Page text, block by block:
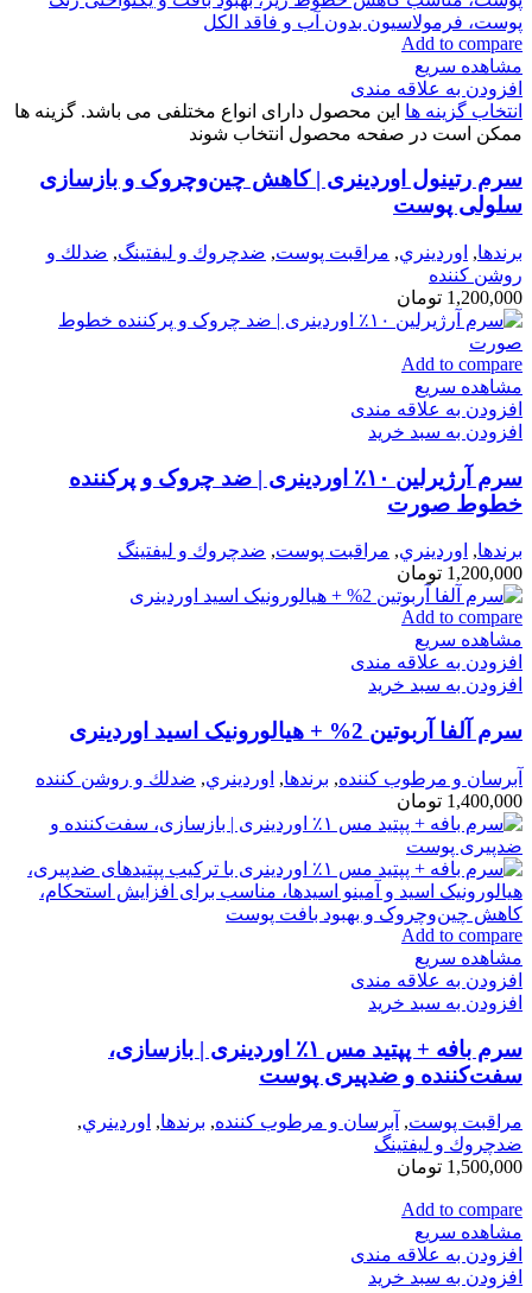
Add to compare
مشاهده سریع
افزودن به علاقه مندی
انتخاب گزینه ها این محصول دارای انواع مختلفی می باشد. گزینه ها
ممکن است در صفحه محصول انتخاب شوند
سرم رتینول اوردینری | کاهش چین‌وچروک و بازسازی
سلولی پوست
برندها, اوردينري, مراقبت پوست, ضدچروك و ليفتينگ, ضدلك و
روشن كننده
1,200,000 تومان
Add to compare
مشاهده سریع
افزودن به علاقه مندی
افزودن به سبد خرید
سرم آرژیرلین ۱۰٪ اوردینری | ضد چروک و پرکننده
خطوط صورت
برندها, اوردينري, مراقبت پوست, ضدچروك و ليفتينگ
1,200,000 تومان
Add to compare
مشاهده سریع
افزودن به علاقه مندی
افزودن به سبد خرید
سرم آلفا آربوتین 2% + هیالورونیک اسید اوردینری
آبرسان و مرطوب كننده, برندها, اوردينري, ضدلك و روشن كننده
1,400,000 تومان
Add to compare
مشاهده سریع
افزودن به علاقه مندی
افزودن به سبد خرید
سرم بافه + پپتید مس ۱٪ اوردینری | بازسازی،
سفت‌کننده و ضدپیری پوست
مراقبت پوست, آبرسان و مرطوب كننده, برندها, اوردينري,
ضدچروك و ليفتينگ
1,500,000 تومان
Add to compare
مشاهده سریع
افزودن به علاقه مندی
افزودن به سبد خرید